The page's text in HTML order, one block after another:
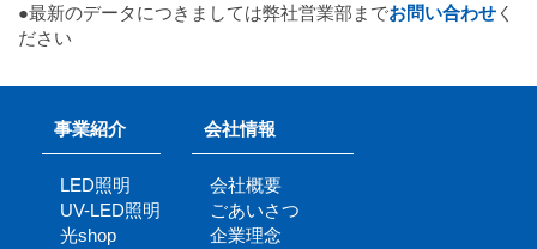
●最新のデータにつきましては弊社営業部までお問い合わせ く
ださい
事業紹介
LED照明
UV-LED照明
光shop
会社情報
会社概要
ごあいさつ
企業理念